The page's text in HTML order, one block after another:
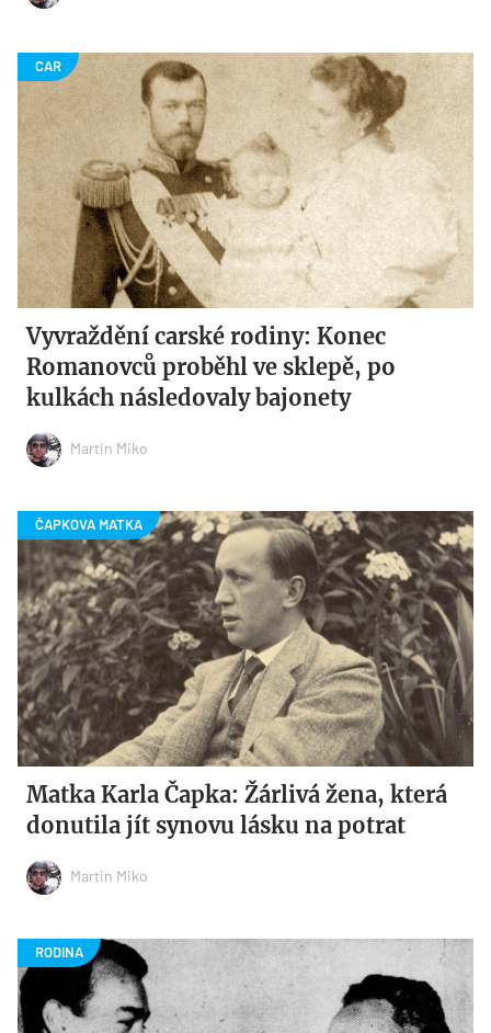
Vyvraždění carské rodiny: Konec
Romanovců proběhl ve sklepě, po
kulkách následovaly bajonety
Martin Miko
Matka Karla Čapka: Žárlivá žena, která
donutila jít synovu lásku na potrat
Martin Miko